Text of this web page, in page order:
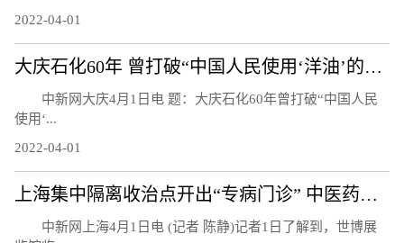
2022-04-01
大庆石化60年 曾打破“中国人民使用‘洋油’的时代”
中新网大庆4月1日电 题：大庆石化60年曾打破“中国人民
使用‘...
2022-04-01
上海集中隔离收治点开出“专病门诊” 中医药技术方法融入救治
中新网上海4月1日电 (记者 陈静)记者1日了解到，世博展